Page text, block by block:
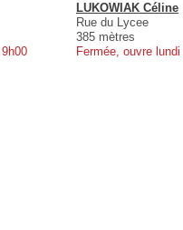
LUKOWIAK Céline
Rue du Lycee
385 mètres
Fermée, ouvre